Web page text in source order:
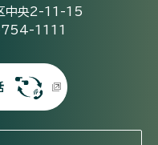
中央2-11-15
754-1111